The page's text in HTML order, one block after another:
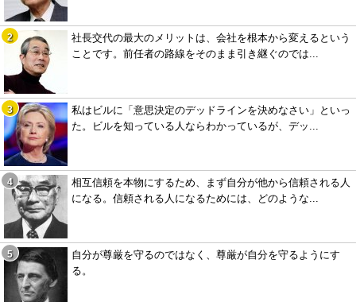
社長交代の最大のメリットは、会社を根本から変えるという
ことです。前任者の路線をそのまま引き継ぐのでは...
私はビルに「意思決定のデッドラインを決めなさい」といっ
た。ビルを知っている人ならわかっているが、デッ...
相互信頼を本物にするため、まず自分が他から信頼される人
になる。信頼される人になるためには、どのような...
自分が尊厳を守るのではなく、尊厳が自分を守るようにす
る。